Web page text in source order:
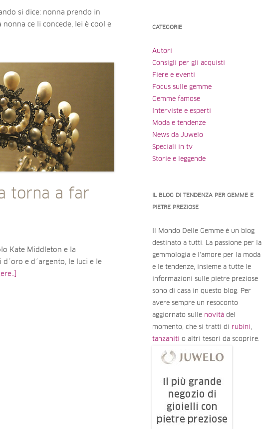
si dice: nonna prendo in
ce li concede, lei è cool e
torna a far
Kate Middleton e la
e d´argento, le luci e le
CATEGORIE
Autori
Consigli per gli acquisti
Fiere e eventi
Focus sulle gemme
Gemme famose
Interviste e esperti
Moda e tendenze
News da Juwelo
Speciali in tv
Storie e leggende
IL BLOG DI TENDENZA PER GEMME E
PIETRE PREZIOSE
Il Mondo Delle Gemme è un blog
destinato a tutti. La passione per la
gemmologia e l'amore per la moda
e le tendenze, insieme a tutte le
informazioni sulle pietre preziose
sono di casa in questo blog. Per
avere sempre un resoconto
aggiornato sulle novità del
momento, che si tratti di rubini,
tanzaniti o altri tesori da scoprire.